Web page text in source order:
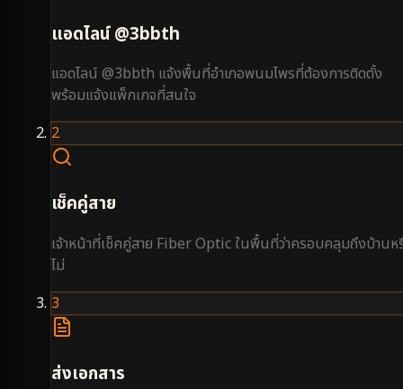
แอดไลน์ @3bbth
แอดไลน์ @3bbth แจ้งพื้นที่อำเภอพนมไพรที่ต้องการติดตั้ง
พร้อมแจ้งแพ็กเกจที่สนใจ
2
เช็คคู่สาย
เจ้าหน้าที่เช็คคู่สาย Fiber Optic ในพื้นที่ว่าครอบคลุมถึงบ้านห
ไม่
3
ส่งเอกสาร